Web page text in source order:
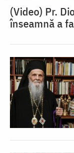
(Video) Pr.
înseamnă a